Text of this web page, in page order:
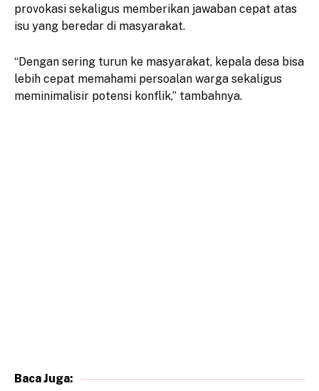
provokasi sekaligus memberikan jawaban cepat atas
isu yang beredar di masyarakat.
“Dengan sering turun ke masyarakat, kepala desa bisa
lebih cepat memahami persoalan warga sekaligus
meminimalisir potensi konflik,” tambahnya.
Baca Juga: